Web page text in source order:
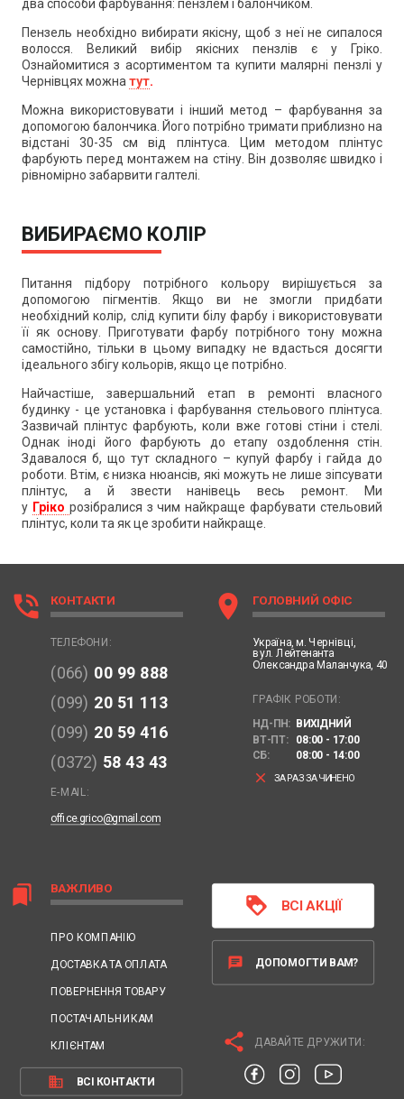
два способи фарбування: пензлем і балончиком.
Пензель необхідно вибирати якісну, щоб з неї не сипалося
волосся. Великий вибір якісних пензлів є у Гріко.
Ознайомитися з асортиментом та купити малярні пензлі у
Чернівцях можна тут.
Можна використовувати і інший метод – фарбування за
допомогою балончика. Його потрібно тримати приблизно на
відстані 30-35 см від плінтуса. Цим методом плінтус
фарбують перед монтажем на стіну. Він дозволяє швидко і
рівномірно забарвити галтелі.
ВИБИРАЄМО КОЛІР
Питання підбору потрібного кольору вирішується за
допомогою пігментів. Якщо ви не змогли придбати
необхідний колір, слід купити білу фарбу і використовувати
її як основу. Приготувати фарбу потрібного тону можна
самостійно, тільки в цьому випадку не вдасться досягти
ідеального збігу кольорів, якщо це потрібно.
Найчастіше, завершальний етап в ремонті власного
будинку - це установка і фарбування стельового плінтуса.
Зазвичай плінтус фарбують, коли вже готові стіни і стелі.
Однак іноді його фарбують до етапу оздоблення стін.
Здавалося б, що тут складного – купуй фарбу і гайда до
роботи. Втім, є низка нюансів, які можуть не лише зіпсувати
плінтус, а й звести нанівець весь ремонт. Ми
у Гріко розібралися з чим найкраще фарбувати стельовий
плінтус, коли та як це зробити найкраще.
bookmarks ВАЖЛИВО
ПРО КОМПАНІЮ
ДОСТАВКА ТА ОПЛАТА
ПОВЕРНЕННЯ ТОВАРУ
ПОСТАЧАЛЬНИКАМ
КЛІЄНТАМ
business ВСІ КОНТАКТИ
phone_in_talk КОНТАКТИ
ТЕЛЕФОНИ:
(066) 00 99 888
(099) 20 51 113
(099) 20 59 416
(0372) 58 43 43
E-MAIL:
office.grico@gmail.com
location_on ГОЛОВНИЙ ОФІС
Україна, м. Чернівці,
вул. Лейтенанта
Олександра Маланчука, 40
ГРАФІК РОБОТИ:
НД-ПН: ВИХІДНИЙ
ВТ-ПТ:
08:00 - 17:00
СБ:
08:00 - 14:00
clear ЗАРАЗ ЗАЧИНЕНО
loyalty ВСІ АКЦІЇ
chat ДОПОМОГТИ ВАМ?
share ДАВАЙТЕ ДРУЖИТИ: